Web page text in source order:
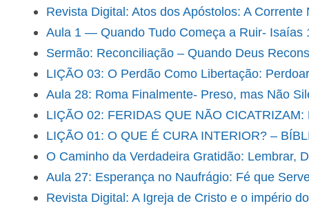
Revista Digital: Atos dos Apóstolos: A
Aula 1 — Quando Tudo Começa a Ruir- Isaías
Sermão: Reconciliação – Quando Deus
LIÇÃO 03: O Perdão Como Libertação:
Aula 28: Roma Finalmente- Preso, mas Não
LIÇÃO 02: FERIDAS QUE NÃO
LIÇÃO 01: O QUE É CURA INTERIOR? –
O Caminho da Verdadeira Gratidão: Lembrar,
Aula 27: Esperança no Naufrágio: Fé que
Revista Digital: A Igreja de Cristo e o império